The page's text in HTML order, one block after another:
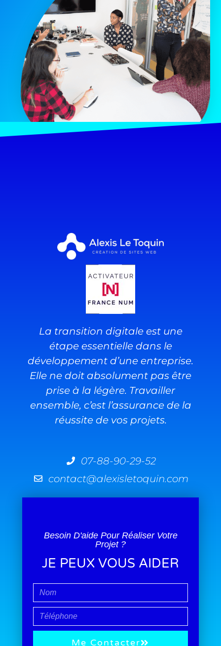
La transition digitale est une
étape essentielle dans le
développement d’une entreprise.
Elle ne doit absolument pas être
prise à la légère. Travailler
ensemble, c’est l’assurance de la
réussite de vos projets.
07-88-90-29-52
contact@alexisletoquin.com
Besoin D'aide Pour Réaliser Votre
Projet ?
JE PEUX VOUS AIDER
Me Contacter